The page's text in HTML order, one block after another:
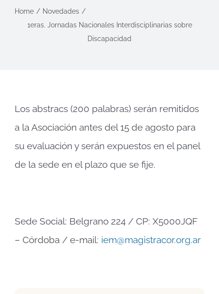
Home
Novedades
1eras. Jornadas Nacionales Interdisciplinarias sobre
Discapacidad
Los abstracs (200 palabras) serán remitidos
a la Asociación antes del 15 de agosto para
su evaluación y serán expuestos en el panel
de la sede en el plazo que se fije.
Sede Social: Belgrano 224 / CP: X5000JQF
– Córdoba / e-mail: iem@magistracor.org.ar